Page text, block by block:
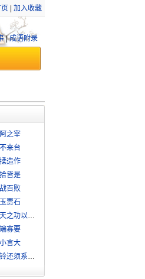
加入收藏
|成语附录
之宰
不来台
造作
皆是
百败
贾石
贪天之功以为己有
寡要
言大
解铃还须系铃人